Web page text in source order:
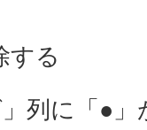
する
列に「●